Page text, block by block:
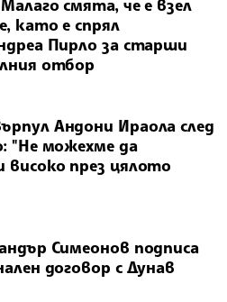
смята, че е взел
като е спрял
Пирло за старши
отбор
Андони Ираола след
"Не можехме да
през цялото
Симеонов подписа
договор с Дунав